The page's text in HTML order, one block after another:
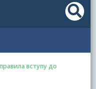
вступу до